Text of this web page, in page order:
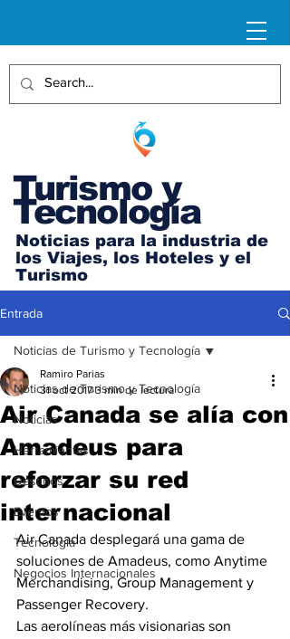
Turismo y
Tecnología
Noticias para la industria de
los Viajes, los Hoteles y el
Turismo
Entrada
Noticias de Turismo y Tecnología
Noticias
Herramientas
Destinos
Eventos
Tecnología
Negocios Internacionales
Noticias de Turismo y Tecnología
Air Canada se alía con
Amadeus para
reforzar su red
internacional
Ramiro Parias
31 oct 2017 3 min de lectura
Air Canada desplegará una gama de
soluciones de Amadeus, como Anytime
Merchandising, Group Management y
Passenger Recovery.
Las aerolíneas más visionarias son